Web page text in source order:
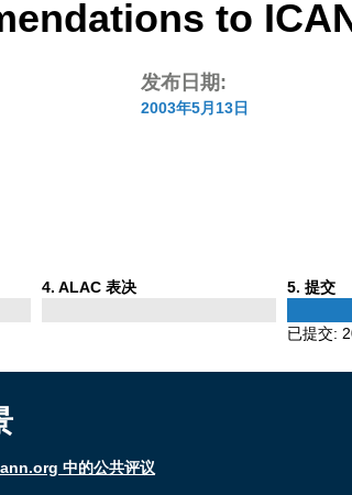
to
发布日期:
2003年5月13日
4Phase
. ALAC 表决 5Phase
. 提交
已提交:
中的公共评议